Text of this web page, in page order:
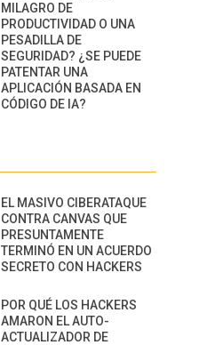
MILAGRO DE
PRODUCTIVIDAD O UNA
PESADILLA DE
SEGURIDAD? ¿SE PUEDE
PATENTAR UNA
APLICACIÓN BASADA EN
CÓDIGO DE IA?
EL MASIVO CIBERATAQUE
CONTRA CANVAS QUE
PRESUNTAMENTE
TERMINÓ EN UN ACUERDO
SECRETO CON HACKERS
POR QUÉ LOS HACKERS
AMARON EL AUTO-
ACTUALIZADOR DE